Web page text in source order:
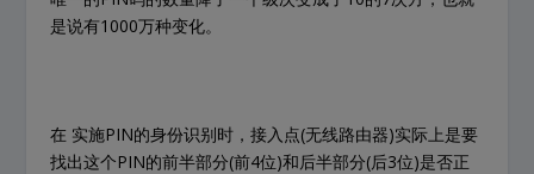
是说有1000万种变化。
在 实施PIN的身份识别时，接入点(无线路由器)实际上是要
找出这个PIN的前半部分(前4位)和后半部分(后3位)是否正